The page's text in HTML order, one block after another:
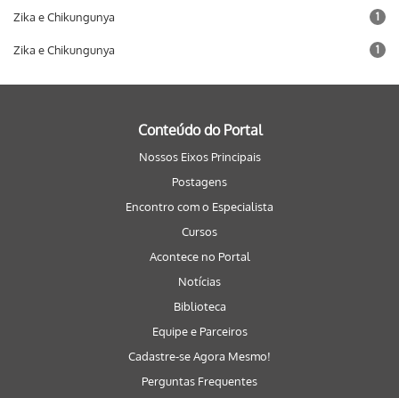
Zika e Chikungunya 1
Zika e Chikungunya 1
Conteúdo do Portal
Nossos Eixos Principais
Postagens
Encontro com o Especialista
Cursos
Acontece no Portal
Notícias
Biblioteca
Equipe e Parceiros
Cadastre-se Agora Mesmo!
Perguntas Frequentes